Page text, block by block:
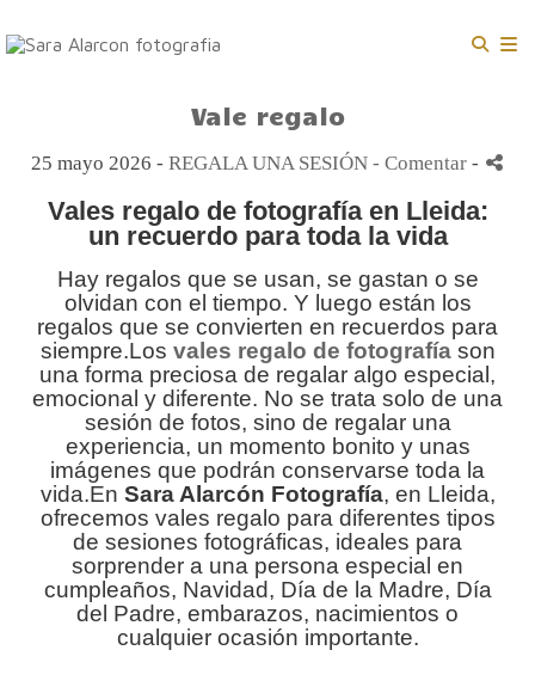
Vale regalo
25 mayo 2026 - REGALA UNA SESIÓN - Comentar -
Vales regalo de fotografía en Lleida:
un recuerdo para toda la vida
Hay regalos que se usan, se gastan o se
olvidan con el tiempo. Y luego están los
regalos que se convierten en recuerdos para
siempre.Los vales regalo de fotografíason
una forma preciosa de regalar algo especial,
emocional y diferente. No se trata solo de una
sesión de fotos, sino de regalar una
experiencia, un momento bonito y unas
imágenes que podrán conservarse toda la
vida.En Sara Alarcón Fotografía, en Lleida,
ofrecemos vales regalo para diferentes tipos
de sesiones fotográficas, ideales para
sorprender a una persona especial en
cumpleaños, Navidad, Día de la Madre, Día
del Padre, embarazos, nacimientos o
cualquier ocasión importante.